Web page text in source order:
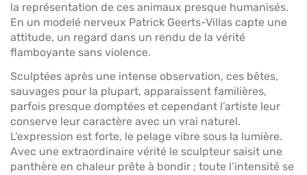
la représentation de ces animaux presque humanisés.
En un modelé nerveux Patrick Geerts-Villas capte une
attitude, un regard dans un rendu de la vérité
flamboyante sans violence.
Sculptées après une intense observation, ces bêtes,
sauvages pour la plupart, apparaissent familières,
parfois presque domptées et cependant l’artiste leur
conserve leur caractère avec un vrai naturel.
L’expression est forte, le pelage vibre sous la lumière.
Avec une extraordinaire vérité le sculpteur saisit une
panthère en chaleur prête à bondir ; toute l’intensité se